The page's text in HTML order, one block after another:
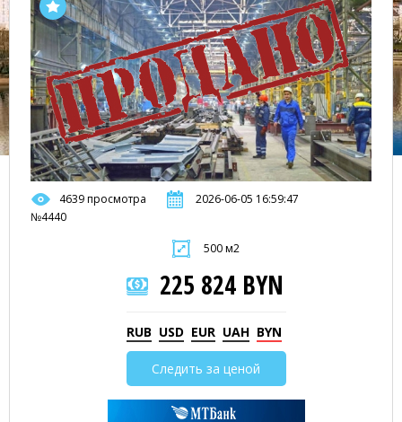
4639 просмотра
2026-06-05 16:59:47
№4440
500 м2
225 824 BYN
RUB USD EUR UAH BYN
Следить за ценой